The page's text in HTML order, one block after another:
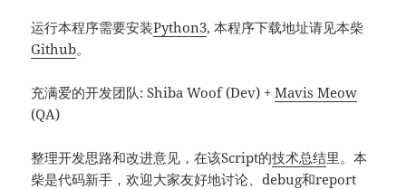
运行本程序需要安装Python3, 本程序下载地址请见本柴
Github。
充满爱的开发团队: Shiba Woof (Dev) +Mavis Meow
(QA)
整理开发思路和改进意见，在该Script的技术总结里。本
柴是代码新手，欢迎大家友好地讨论、debug和report